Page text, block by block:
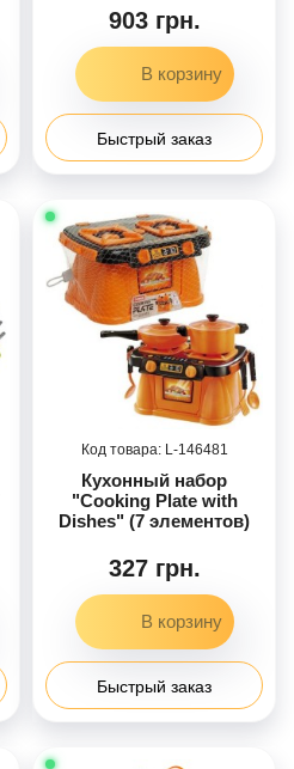
903 грн.
Быстрый заказ
146481
Кухонный набор
"Cooking Plate with
Dishes" (7 элементов)
327 грн.
Быстрый заказ